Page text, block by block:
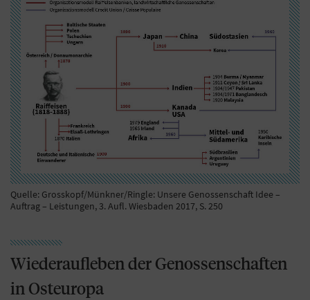
Quelle: Grosskopf/Münkner/Ringle: Unsere Genossenschaft Idee –
Auftrag – Leistungen, 3. Aufl. Wiesbaden 2017, S. 250
Wiederaufleben der Genossenschaften
in Osteuropa